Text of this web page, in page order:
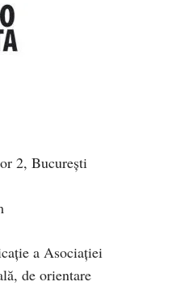
2, București
a Asociaţiei
de orientare